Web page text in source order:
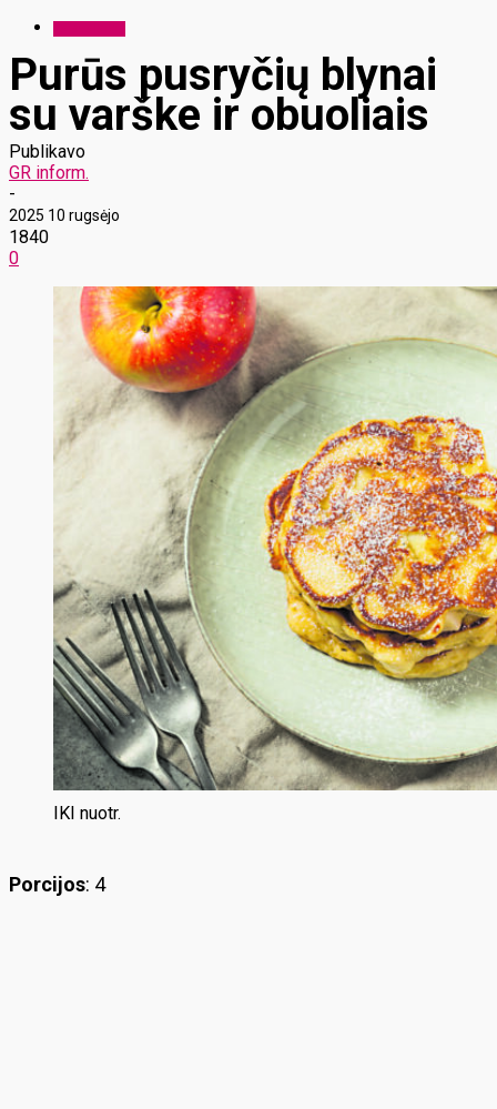
Purūs pusryčių blynai
su varške ir obuoliais
Publikavo
GR inform.
-
2025 10 rugsėjo
1840
0
IKI nuotr.
Porcijos: 4